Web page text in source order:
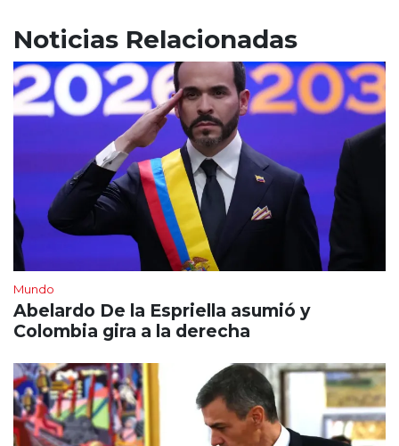
Noticias Relacionadas
Mundo
Abelardo De la Espriella asumió y
Colombia gira a la derecha